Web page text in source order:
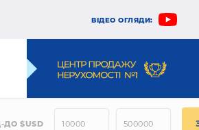
ВІДЕО ОГЛЯДИ:
ДО $USD